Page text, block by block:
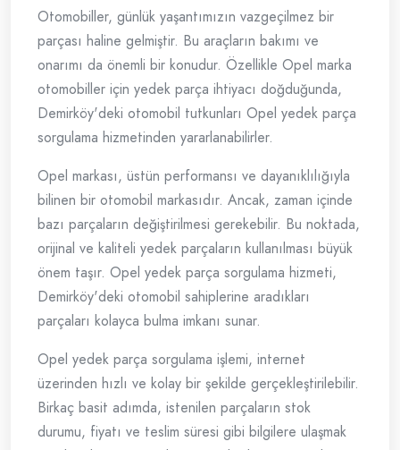
Otomobiller, günlük yaşantımızın vazgeçilmez bir
parçası haline gelmiştir. Bu araçların bakımı ve
onarımı da önemli bir konudur. Özellikle Opel marka
otomobiller için yedek parça ihtiyacı doğduğunda,
Demirköy'deki otomobil tutkunları Opel yedek parça
sorgulama hizmetinden yararlanabilirler.
Opel markası, üstün performansı ve dayanıklılığıyla
bilinen bir otomobil markasıdır. Ancak, zaman içinde
bazı parçaların değiştirilmesi gerekebilir. Bu noktada,
orijinal ve kaliteli yedek parçaların kullanılması büyük
önem taşır. Opel yedek parça sorgulama hizmeti,
Demirköy'deki otomobil sahiplerine aradıkları
parçaları kolayca bulma imkanı sunar.
Opel yedek parça sorgulama işlemi, internet
üzerinden hızlı ve kolay bir şekilde gerçekleştirilebilir.
Birkaç basit adımda, istenilen parçaların stok
durumu, fiyatı ve teslim süresi gibi bilgilere ulaşmak